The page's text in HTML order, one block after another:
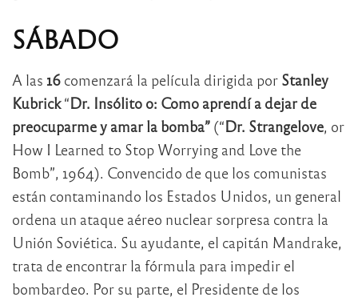
SÁBADO
A las 16 comenzará la película dirigida por Stanley
Kubrick“Dr. Insólito o: Como aprendí a dejar de
preocuparme y amar la bomba” (“Dr. Strangelove , or
How I Learned to Stop Worrying and Love the
Bomb”, 1964). Convencido de que los comunistas
están contaminando los Estados Unidos, un general
ordena un ataque aéreo nuclear sorpresa contra la
Unión Soviética. Su ayudante, el capitán Mandrake,
trata de encontrar la fórmula para impedir el
bombardeo. Por su parte, el Presidente de los